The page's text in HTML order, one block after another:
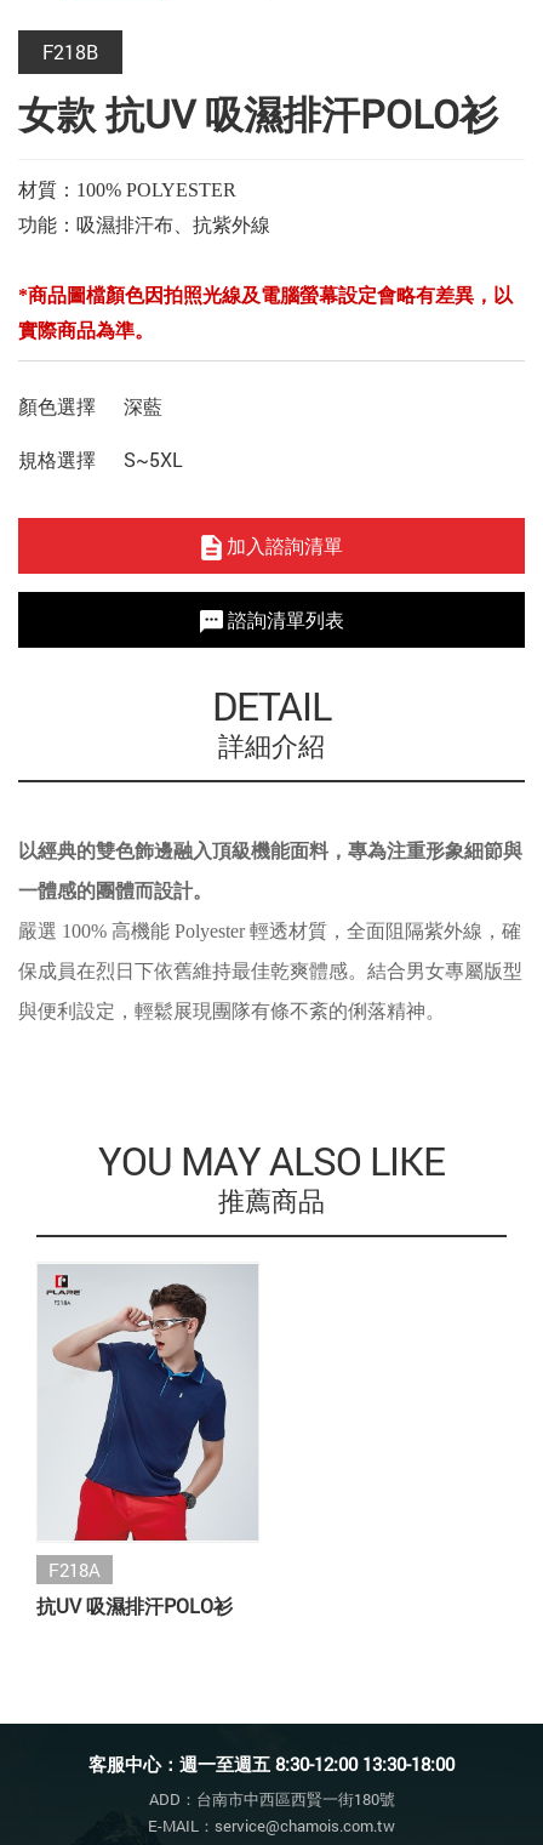
F218B
女款 抗UV 吸濕排汗POLO衫
材質：100% POLYESTER
功能：吸濕排汗布、抗紫外線
*商品圖檔顏色因拍照光線及電腦螢幕設定會略有差異，以
實際商品為準。
顏色選擇 深藍
規格選擇 S~5XL
加入諮詢清單
諮詢清單列表
DETAIL
詳細介紹
以經典的雙色飾邊融入頂級機能面料，專為注重形象細節與
一體感的團體而設計。
嚴選 100% 高機能 Polyester 輕透材質，全面阻隔紫外線，確
保成員在烈日下依舊維持最佳乾爽體感。結合男女專屬版型
與便利設定，輕鬆展現團隊有條不紊的俐落精神。
YOU MAY ALSO LIKE
推薦商品
F218A
抗UV 吸濕排汗POLO衫
客服中心：週一至週五 8:30-12:00 13:30-18:00
ADD：台南市中西區西賢一街180號
E-MAIL：service@chamois.com.tw